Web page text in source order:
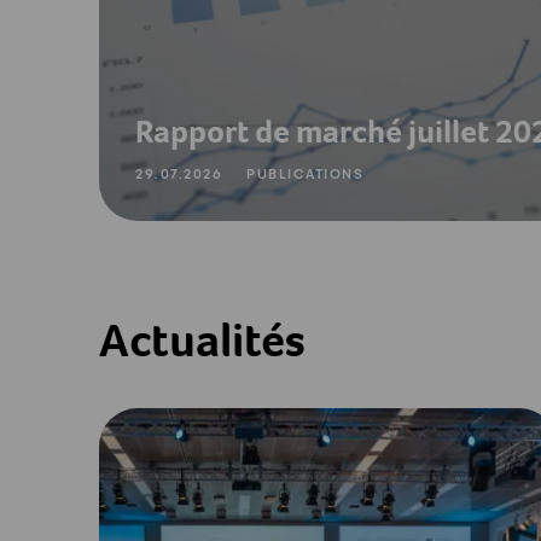
Rapport de marché juillet
29.07.2026 PUBLICATIONS
Actualités